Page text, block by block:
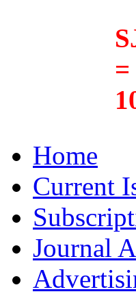
Home
Current
Journal